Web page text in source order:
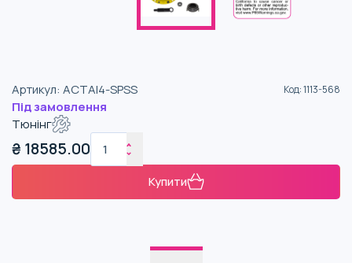
Артикул: ACTAI4-SPSS Код:1113-568
Під замовлення
Тюнінг
₴ 18585.00
Купити